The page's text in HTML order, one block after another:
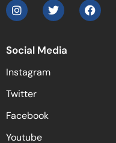
Social Media
Instagram
Twitter
Facebook
Youtube